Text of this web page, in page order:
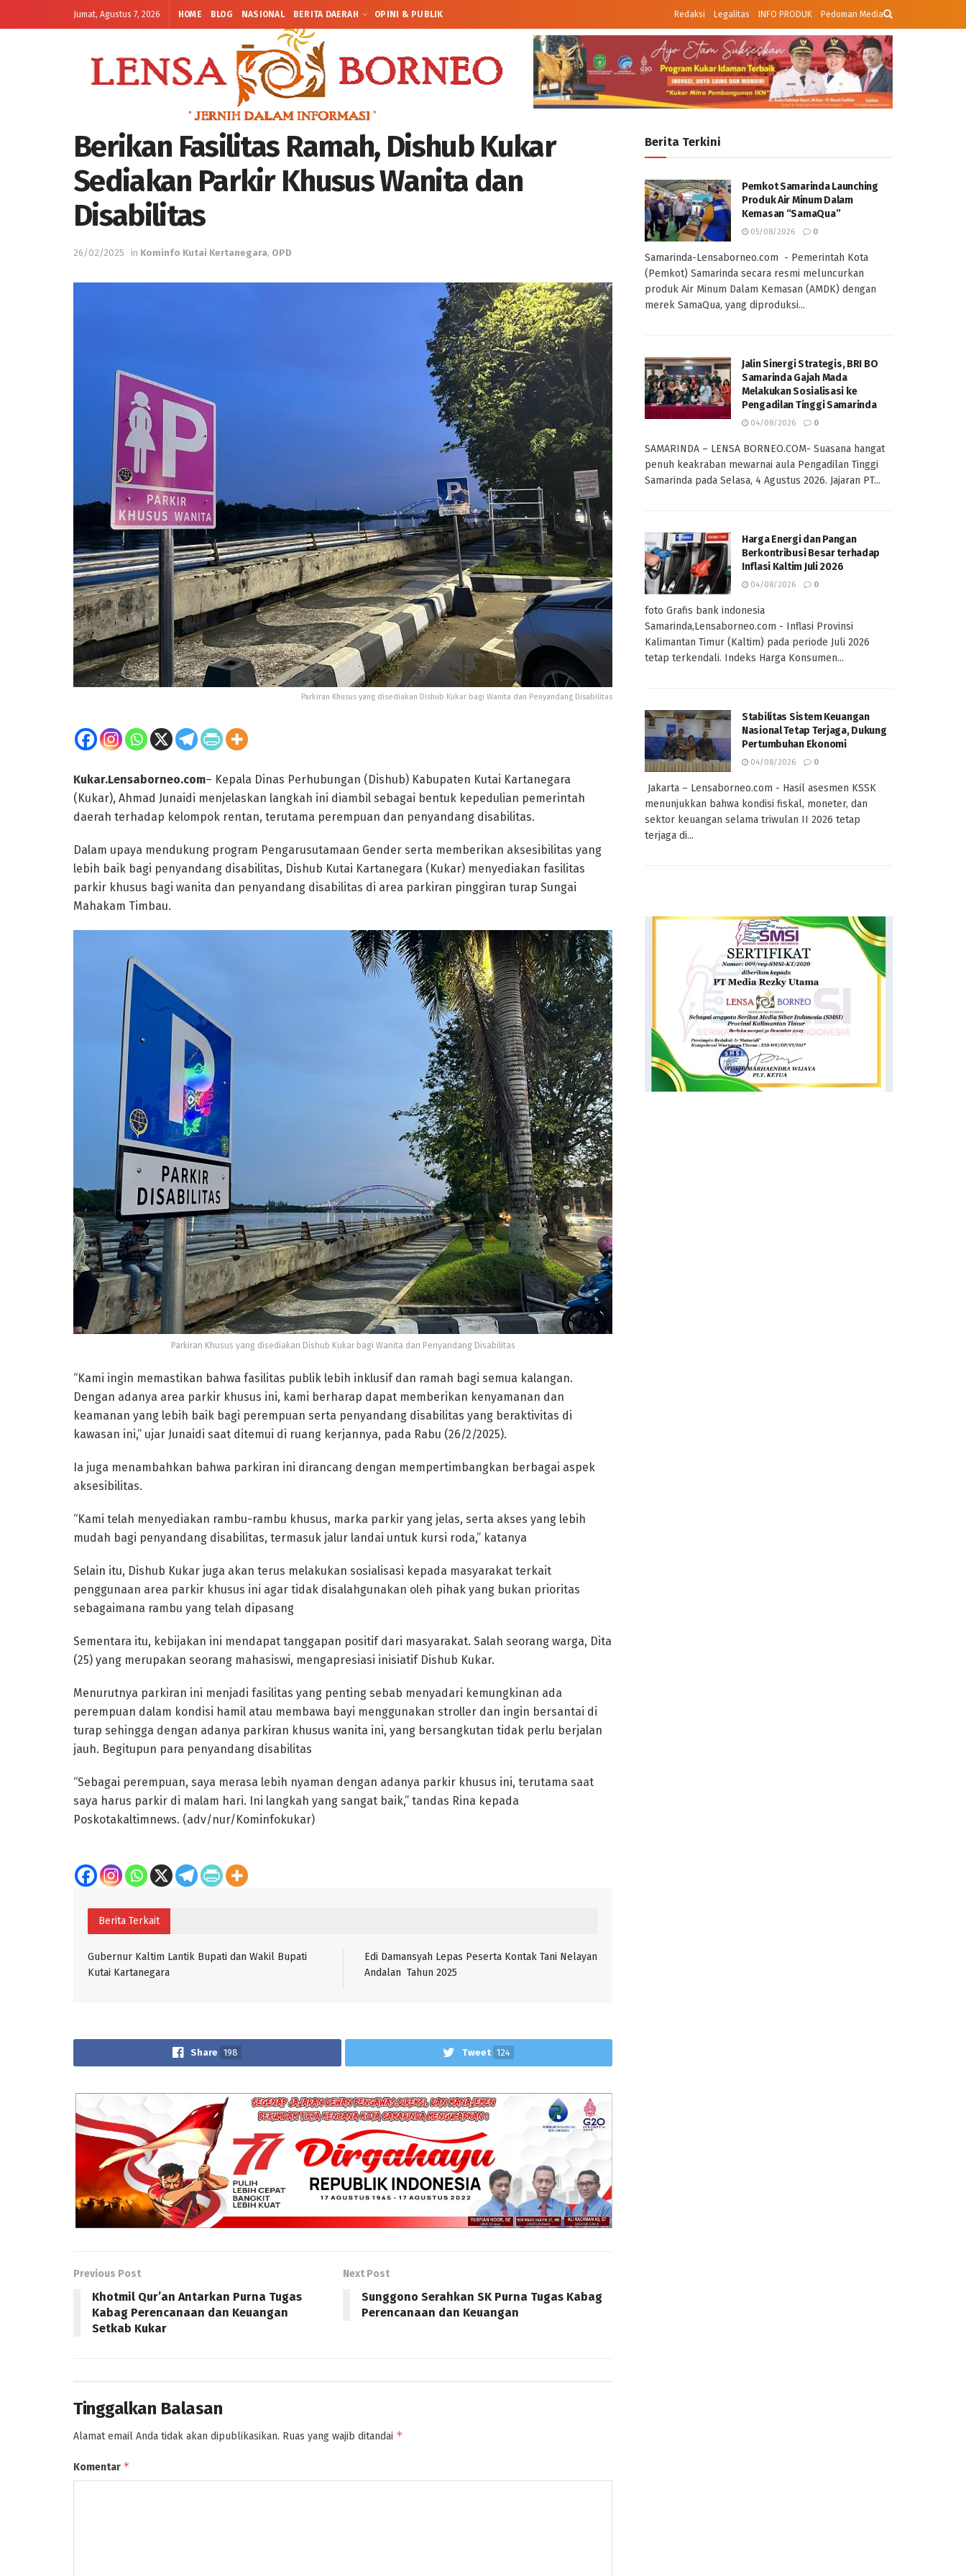
Jumat, Agustus 7, 2026 HOME BLOG NASIONAL BERITA DAERAH OPINI & PUBLIK Redaksi Legalitas INFO PRODUK Pedoman Media
Berikan Fasilitas Ramah, Dishub Kukar
Sediakan Parkir Khusus Wanita dan
Disabilitas
26/02/2025 in Kominfo Kutai Kertanegara, OPD
Parkiran Khusus yang disediakan Dishub Kukar bagi Wanita dan Penyandang Disabilitas
Kukar.Lensaborneo.com– Kepala Dinas Perhubungan (Dishub) Kabupaten Kutai Kartanegara
(Kukar), Ahmad Junaidi menjelaskan langkah ini diambil sebagai bentuk kepedulian pemerintah
daerah terhadap kelompok rentan, terutama perempuan dan penyandang disabilitas.
Dalam upaya mendukung program Pengarusutamaan Gender serta memberikan aksesibilitas yang
lebih baik bagi penyandang disabilitas, Dishub Kutai Kartanegara (Kukar) menyediakan fasilitas
parkir khusus bagi wanita dan penyandang disabilitas di area parkiran pinggiran turap Sungai
Mahakam Timbau.
Parkiran Khusus yang disediakan Dishub Kukar bagi Wanita dan Penyandang Disabilitas
“Kami ingin memastikan bahwa fasilitas publik lebih inklusif dan ramah bagi semua kalangan.
Dengan adanya area parkir khusus ini, kami berharap dapat memberikan kenyamanan dan
keamanan yang lebih baik bagi perempuan serta penyandang disabilitas yang beraktivitas di
kawasan ini,” ujar Junaidi saat ditemui di ruang kerjannya, pada Rabu (26/2/2025).
Ia juga menambahkan bahwa parkiran ini dirancang dengan mempertimbangkan berbagai aspek
aksesibilitas.
“Kami telah menyediakan rambu-rambu khusus, marka parkir yang jelas, serta akses yang lebih
mudah bagi penyandang disabilitas, termasuk jalur landai untuk kursi roda,” katanya
Selain itu, Dishub Kukar juga akan terus melakukan sosialisasi kepada masyarakat terkait
penggunaan area parkir khusus ini agar tidak disalahgunakan oleh pihak yang bukan prioritas
sebagaimana rambu yang telah dipasang
Sementara itu, kebijakan ini mendapat tanggapan positif dari masyarakat. Salah seorang warga, Dita
(25) yang merupakan seorang mahasiswi, mengapresiasi inisiatif Dishub Kukar.
Menurutnya parkiran ini menjadi fasilitas yang penting sebab menyadari kemungkinan ada
perempuan dalam kondisi hamil atau membawa bayi menggunakan stroller dan ingin bersantai di
turap sehingga dengan adanya parkiran khusus wanita ini, yang bersangkutan tidak perlu berjalan
jauh. Begitupun para penyandang disabilitas
“Sebagai perempuan, saya merasa lebih nyaman dengan adanya parkir khusus ini, terutama saat
saya harus parkir di malam hari. Ini langkah yang sangat baik,” tandas Rina kepada
Poskotakaltimnews. (adv/nur/Kominfokukar)
Berita Terkait
Gubernur Kaltim Lantik Bupati dan Wakil Bupati
Kutai Kartanegara
Edi Damansyah Lepas Peserta Kontak Tani Nelayan
Andalan Tahun 2025
Share 198 Tweet 124
Previous Post
Khotmil Qur’an Antarkan Purna Tugas
Kabag Perencanaan dan Keuangan
Setkab Kukar
Next Post
Sunggono Serahkan SK Purna Tugas Kabag
Perencanaan dan Keuangan
Tinggalkan Balasan
Alamat email Anda tidak akan dipublikasikan. Ruas yang wajib ditandai *
Komentar *
Berita Terkini
Pemkot Samarinda Launching
Produk Air Minum Dalam
Kemasan “SamaQua”
05/08/2026 0
Samarinda-Lensaborneo.com - Pemerintah Kota
(Pemkot) Samarinda secara resmi meluncurkan
produk Air Minum Dalam Kemasan (AMDK) dengan
merek SamaQua, yang diproduksi...
Jalin Sinergi Strategis, BRI BO
Samarinda Gajah Mada
Melakukan Sosialisasi ke
Pengadilan Tinggi Samarinda
04/08/2026 0
SAMARINDA – LENSA BORNEO.COM- Suasana hangat
penuh keakraban mewarnai aula Pengadilan Tinggi
Samarinda pada Selasa, 4 Agustus 2026. Jajaran PT...
Harga Energi dan Pangan
Berkontribusi Besar terhadap
Inflasi Kaltim Juli 2026
04/08/2026 0
foto Grafis bank indonesia
Samarinda,Lensaborneo.com - Inflasi Provinsi
Kalimantan Timur (Kaltim) pada periode Juli 2026
tetap terkendali. Indeks Harga Konsumen...
Stabilitas Sistem Keuangan
Nasional Tetap Terjaga, Dukung
Pertumbuhan Ekonomi
04/08/2026 0
Jakarta – Lensaborneo.com - Hasil asesmen KSSK
menunjukkan bahwa kondisi fiskal, moneter, dan
sektor keuangan selama triwulan II 2026 tetap
terjaga di...